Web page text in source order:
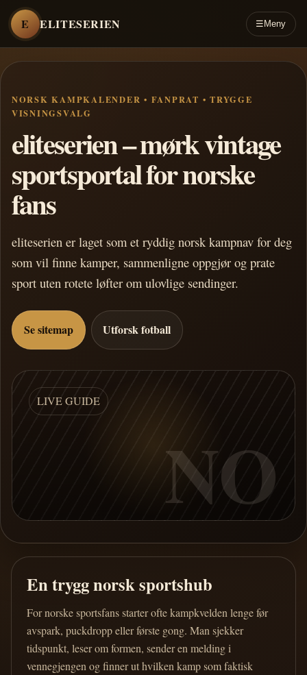
E ELITESERIEN ☰ Meny
NORSK KAMPKALENDER • FANPRAT • TRYGGE
VISNINGSVALG
eliteserien – mørk vintage
sportsportal for norske
fans
eliteserien er laget som et ryddig norsk kampnav for deg
som vil finne kamper, sammenligne oppgjør og prate
sport uten rotete løfter om ulovlige sendinger.
Se sitemap Utforsk fotball
LIVE GUIDE
NO
En trygg norsk sportshub
For norske sportsfans starter ofte kampkvelden lenge før
avspark, puckdropp eller første gong. Man sjekker
tidspunkt, leser om formen, sender en melding i
vennegjengen og finner ut hvilken kamp som faktisk